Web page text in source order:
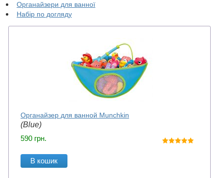
Органайзери для ванної
Набір по догляду
Органайзер для ванной Munchkin
(Blue)
590 грн.
В кошик